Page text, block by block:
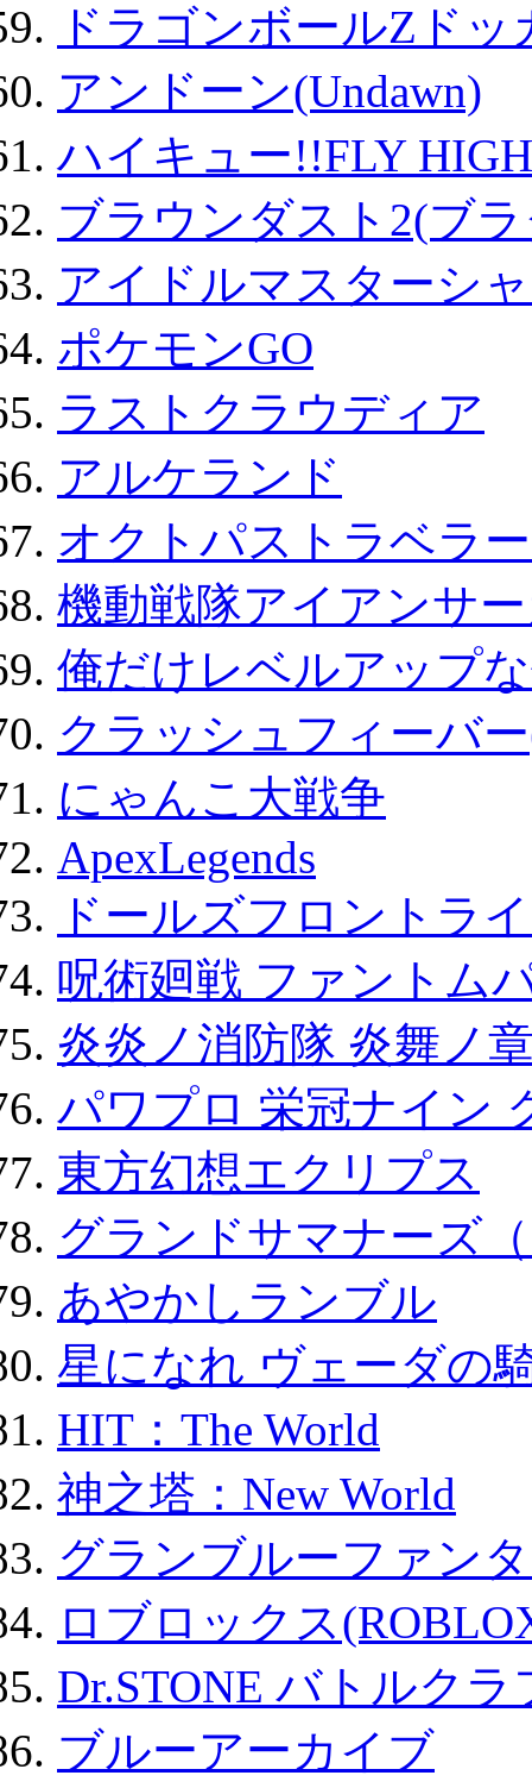
ドラゴンボールZド
アンドーン(Undawn)
ハイキュー!!FLY HIGH
ブラウンダスト2(ブ
アイドルマスターシ
ポケモンGO
ラストクラウディア
アルケランド
オクトパストラベラ
機動戦隊アイアンサ
俺だけレベルアップ
クラッシュフィーバ
にゃんこ大戦争
ApexLegends
ドールズフロントラ
呪術廻戦 ファントム
炎炎ノ消防隊 炎舞ノ
パワプロ 栄冠ナイン
東方幻想エクリプス
グランドサマナーズ
あやかしランブル
星になれ ヴェーダの
HIT：The World
神之塔：New World
グランブルーファン
ロブロックス
Dr.STONE バトルク
ブルーアーカイブ